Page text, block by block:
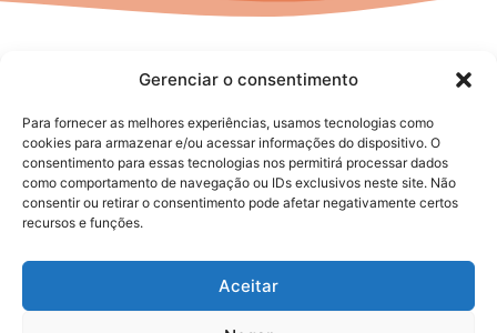
Gerenciar o consentimento
Para fornecer as melhores experiências, usamos tecnologias como
cookies para armazenar e/ou acessar informações do dispositivo. O
consentimento para essas tecnologias nos permitirá processar dados
como comportamento de navegação ou IDs exclusivos neste site. Não
consentir ou retirar o consentimento pode afetar negativamente certos
recursos e funções.
Aceitar
No posts to display